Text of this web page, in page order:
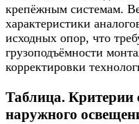
крепёжным системам.
характеристики
исходных опор, что
грузоподъёмности
корректировки
Таблица. Критерии
наружного